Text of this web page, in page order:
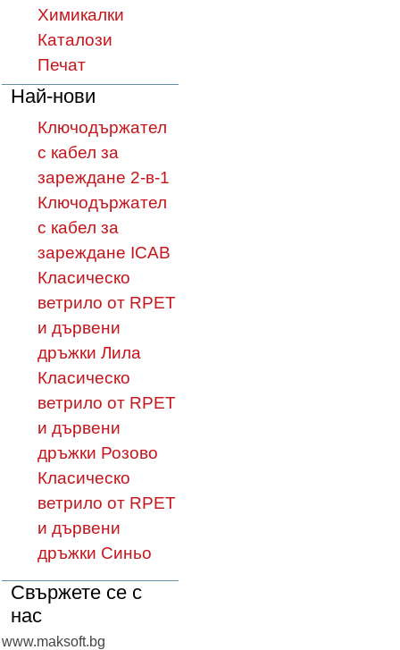
Химикалки
Каталози
Печат
Най-нови
Ключодържател
с кабел за
зареждане 2-в-1
Ключодържател
с кабел за
зареждане ICAB
Класическо
ветрило от RPET
и дървени
дръжки Лила
Класическо
ветрило от RPET
и дървени
дръжки Розово
Класическо
ветрило от RPET
и дървени
дръжки Синьо
Свържете се с
нас
www.maksoft.bg